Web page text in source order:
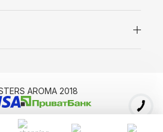
AROMA 2018